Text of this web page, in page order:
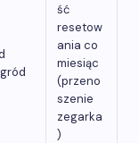
ść
resetow
ania co
miesiąc
(przeno
szenie
zegarka
)